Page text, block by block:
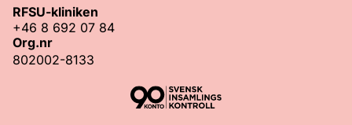
RFSU-kliniken
+46 8 692 07 84
Org.nr
802002-8133